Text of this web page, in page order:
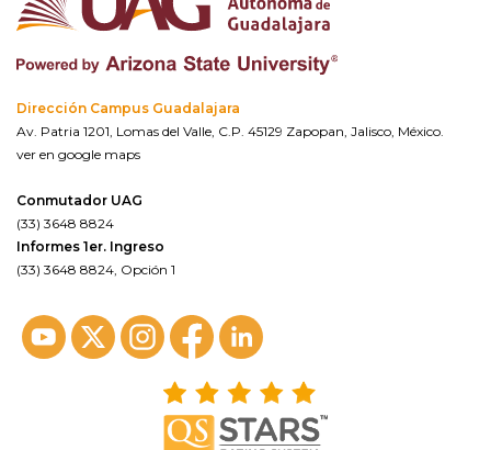
Dirección Campus Guadalajara
Av. Patria 1201, Lomas del Valle, C.P. 45129 Zapopan, Jalisco, México.
ver en google maps
Conmutador UAG
(33) 3648 8824
Informes 1er. Ingreso
(33) 3648 8824, Opción 1